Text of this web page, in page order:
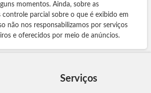
momentos. Ainda, sobre as
controle parcial sobre o que é exibido em
não nos responsabilizamos por serviços
e oferecidos por meio de anúncios.
Serviços